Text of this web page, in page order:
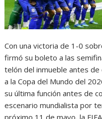
Con una victoria de 1-0
firmó su boleto a las
telón del inmueble antes
a la Copa del Mundo del
su última función antes de
escenario mundialista por
próximo 11 de mayo, la